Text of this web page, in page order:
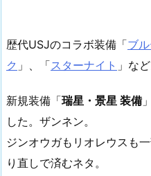
歴代USJのコラボ装備「ブ
ク 」、「スターナイト 」など
新規装備「瑞星・景星 装備
した。ザンネン。
ジンオウガもリオレウスも
り直しで済むネタ。